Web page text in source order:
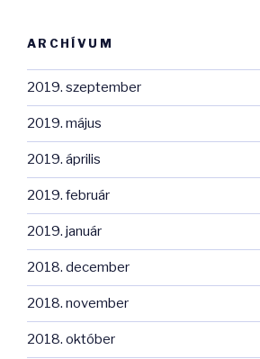
ARCHÍVUM
2019. szeptember
2019. május
2019. április
2019. február
2019. január
2018. december
2018. november
2018. október